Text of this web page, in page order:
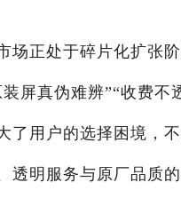
场正处于碎片化扩张
屏真伪难辨”“收费
了用户的选择困境，
明服务与原厂品质的